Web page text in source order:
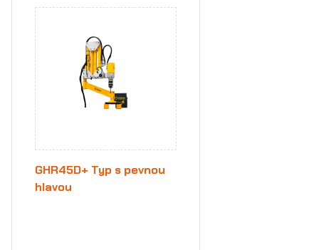
GHR45D+ Typ s pevnou
hlavou